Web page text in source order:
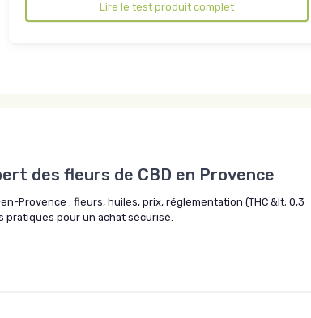
Lire le test produit complet
des fleurs de CBD en Provence
Provence : fleurs, huiles, prix, réglementation (THC &lt; 0,3
pratiques pour un achat sécurisé.